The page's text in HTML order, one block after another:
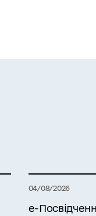
04/08/2026
е-